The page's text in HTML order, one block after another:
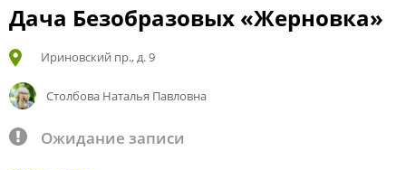
Дача Безобразовых «Жерновка»
Ириновский пр., д. 9
Столбова Наталья Павловна
Ожидание записи